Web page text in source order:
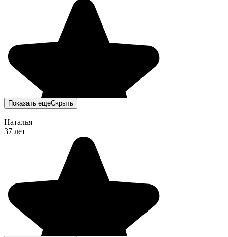
Показать ещеСкрыть
Наталья
37 лет